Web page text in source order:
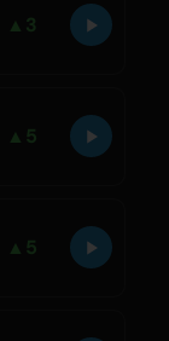
▲ 3
▲ 5
▲ 5